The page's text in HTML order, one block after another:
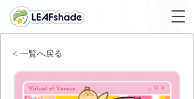
< 一覧へ戻る